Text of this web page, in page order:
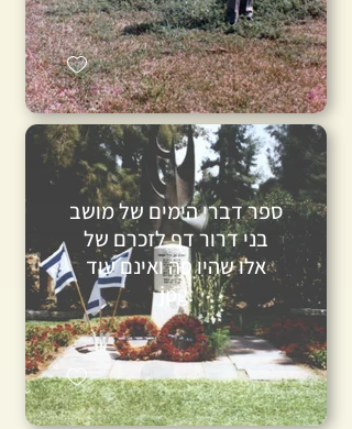
ספר דברי הימים של מושב
בני דרור דף לזכרם של
אלו שהיו פה ואינם עוד
.jpg